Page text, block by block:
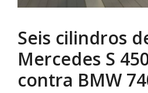
Seis cilindros
Mercedes S
contra BMW